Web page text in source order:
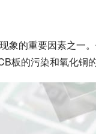
象的重要因素之一
板的污染和氧化铜